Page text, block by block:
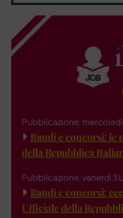
Pubblicazione:
Bandi e concorsi: le
della Repubblica
Pubblicazione: venerdì 3
Bandi e concorsi:
Ufficiale della